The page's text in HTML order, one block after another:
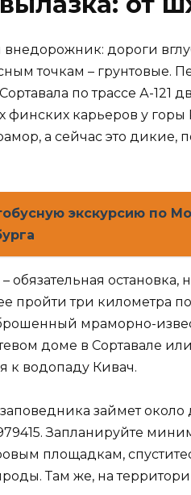
дороги
точкам – грунтовые.
по трассе А-121
финских карьеров у
а сейчас это дикие,
экскурсию по
обязательная остановка,
пройти три километра
мраморно-
доме в Сортавале
к водопаду Кивач.
займет около
Запланируйте
площадкам,
Там же, на